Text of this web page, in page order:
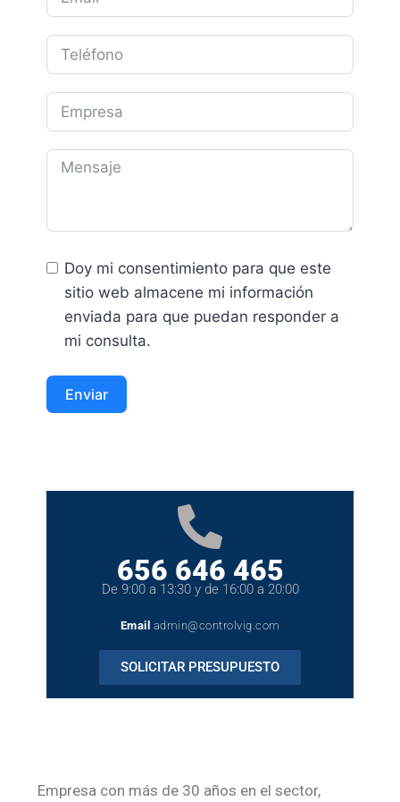
Doy mi consentimiento para que este
sitio web almacene mi información
enviada para que puedan responder a
mi consulta.
Enviar
656 646 465
De 9:00 a 13:30 y de 16:00 a 20:00
Email admin@controlvig.com
SOLICITAR PRESUPUESTO
Empresa con más de 30 años en el sector,